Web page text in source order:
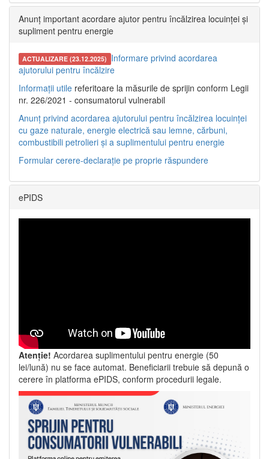
Anunț important acordare ajutor pentru încălzirea locuinței și
supliment pentru energie
ACTUALIZARE (23.12.2025) Informare privind acordarea
ajutorului pentru încălzire
Informații utile referitoare la măsurile de sprijin conform Legii
nr. 226/2021 - consumatorul vulnerabil
Anunț privind acordarea ajutorului pentru încălzirea locuinței
cu gaze naturale, energie electrică sau lemne, cărbuni,
combustibili petrolieri și a suplimentului pentru energie
Formular cerere-declarație pe proprie răspundere
ePIDS
Atenție! Acordarea suplimentului pentru energie (50
lei/lună) nu se face automat. Beneficiarii trebuie să depună o
cerere în platforma ePIDS, conform procedurii legale.